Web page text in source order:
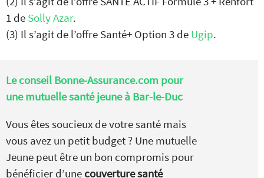
1 de Solly Azar.
(3) Il s’agit de l’offre Santé+ Option 3 de Ugip.
Le conseil Bonne-Assurance.com pour
une mutuelle santé jeune à Bar-le-Duc
Vous êtes soucieux de votre santé mais
vous avez un petit budget ? Une mutuelle
Jeune peut être un bon compromis pour
bénéficier d’une couverture santé